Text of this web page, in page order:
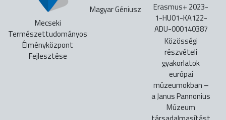
Mecseki
Természettudományos
Élményközpont
Fejlesztése
Magyar Géniusz
Erasmus+ 2023-
1-HU01-KA122-
ADU-000140387
Közösségi
részvételi
gyakorlatok
európai
múzeumokban –
a Janus Pannonius
Múzeum